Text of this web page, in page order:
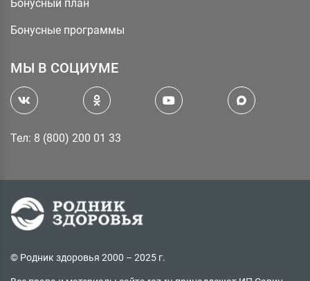
Бонусный план
Бонусные программы
МЫ В СОЦИУМЕ
Тел: 8 (800) 200 01 33
© Родник здоровья 2000 – 2025 г.